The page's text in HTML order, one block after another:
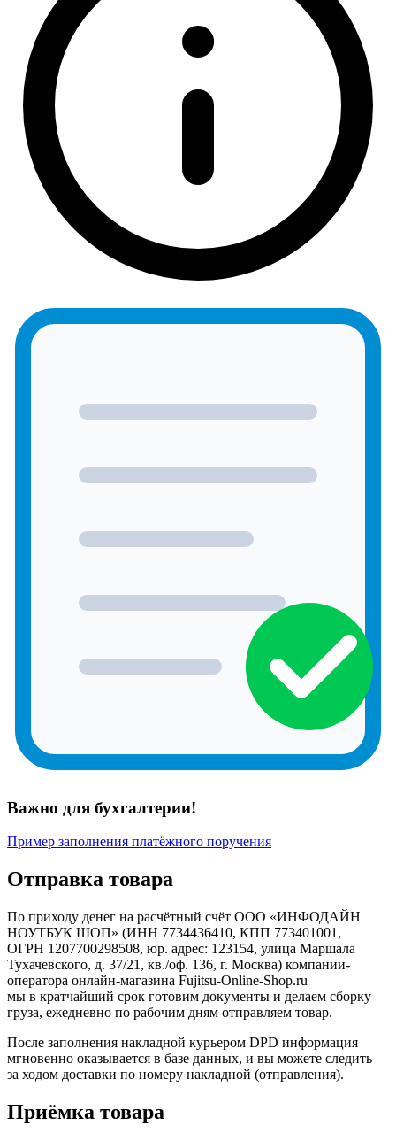
Важно для бухгалтерии!
Пример заполнения платёжного поручения
Отправка товара
По приходу денег на расчётный счёт ООО «ИНФОДАЙН
НОУТБУК ШОП» (ИНН 7734436410, КПП 773401001,
ОГРН 1207700298508, юр. адрес: 123154, улица Маршала
Тухачевского, д. 37/21, кв./оф. 136, г. Москва) компании-
оператора онлайн-магазина Fujitsu-Online-Shop.ru
мы в кратчайший срок готовим документы и делаем сборку
груза, ежедневно по рабочим дням отправляем товар.
После заполнения накладной курьером DPD информация
мгновенно оказывается в базе данных, и вы можете следить
за ходом доставки по номеру накладной (отправления).
Приёмка товара